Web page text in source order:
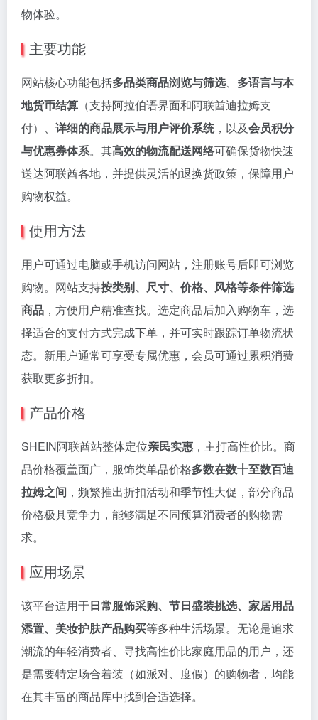
物体验。
主要功能
网站核心功能包括多品类商品浏览与筛选、 多语言与本
地货币结算 （支持阿拉伯语界面和阿联酋迪拉姆支
付）、 详细的商品展示与用户评价系统，以及会员积分
与优惠券体系。其高效的物流配送网络可确保货物快速
送达阿联酋各地，并提供灵活的退换货政策，保障用户
购物权益。
使用方法
用户可通过电脑或手机访问网站，注册账号后即可浏览
购物。网站支持按类别、尺寸、价格、风格等条件筛选
商品 ，方便用户精准查找。选定商品后加入购物车，选
择适合的支付方式完成下单，并可实时跟踪订单物流状
态。新用户通常可享受专属优惠，会员可通过累积消费
获取更多折扣。
产品价格
SHEIN阿联酋站整体定位亲民实惠 ，主打高性价比。商
品价格覆盖面广，服饰类单品价格多数在数十至数百迪
拉姆之间 ，频繁推出折扣活动和季节性大促，部分商品
价格极具竞争力，能够满足不同预算消费者的购物需
求。
应用场景
该平台适用于日常服饰采购、节日盛装挑选、家居用品
添置、美妆护肤产品购买等多种生活场景。无论是追求
潮流的年轻消费者、寻找高性价比家庭用品的用户，还
是需要特定场合着装（如派对、度假）的购物者，均能
在其丰富的商品库中找到合适选择。